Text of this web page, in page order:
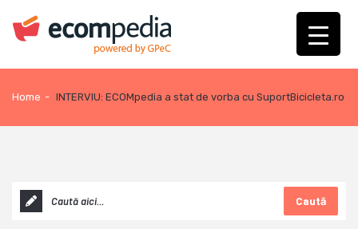
Home - INTERVIU: ECOMpedia a stat de vorba cu SuportBicicleta.ro
Caută